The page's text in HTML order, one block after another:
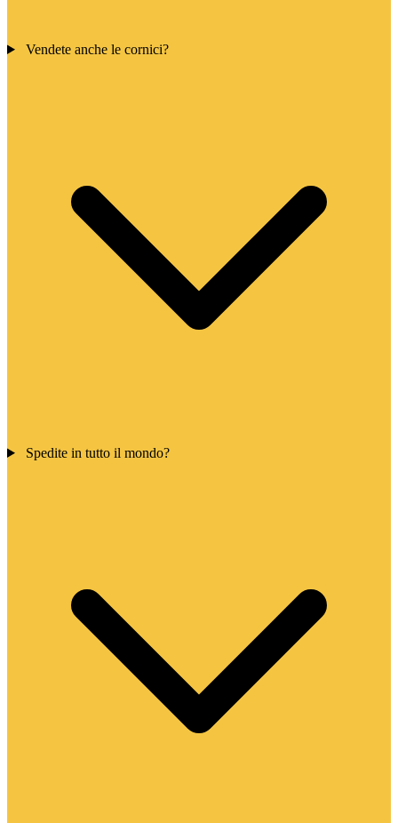
Vendete anche le cornici?
Spedite in tutto il mondo?